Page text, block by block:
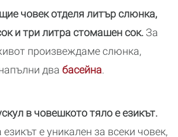
човек отделя литър слюнка,
и три литра стомашен сок. За
произвеждаме слюнка,
два басейна.
в човешкото тяло е езикът.
е уникален за всеки човек,